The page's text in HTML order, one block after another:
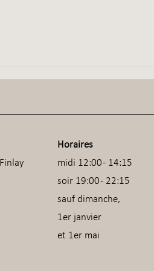
Horaires
​midi 12:00 - 14:15
soir 19:00 - 22:15
sauf dimanche,
1er janvier
et 1er mai